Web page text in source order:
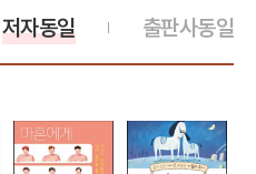
출판사동일
저자동일